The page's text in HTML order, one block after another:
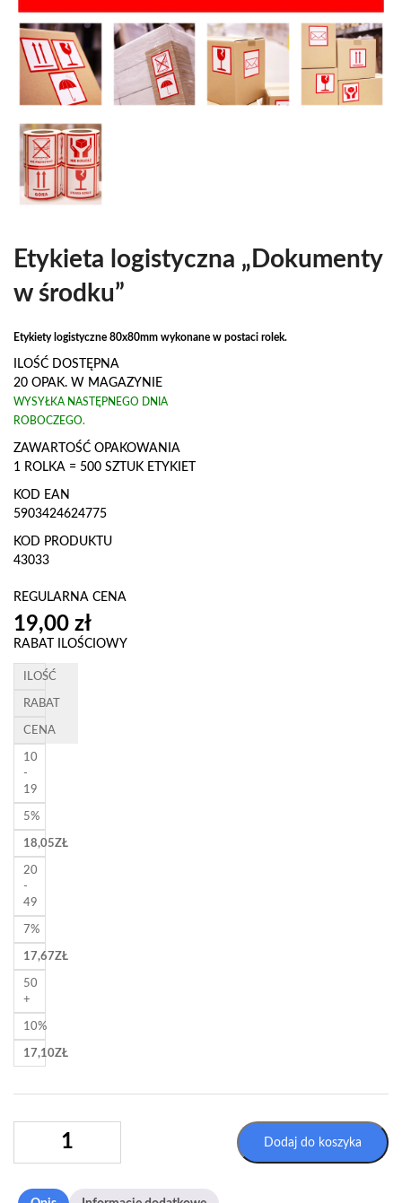
Etykieta logistyczna „Dokumenty
w środku”
Etykiety logistyczne 80x80mm wykonane w postaci rolek.
ILOŚĆ DOSTĘPNA
20 OPAK. W MAGAZYNIE
WYSYŁKA NASTĘPNEGO DNIA
ROBOCZEGO.
ZAWARTOŚĆ OPAKOWANIA
1 ROLKA = 500 SZTUK ETYKIET
KOD EAN
5903424624775
KOD PRODUKTU
43033
REGULARNA CENA
RABAT ILOŚCIOWY
ILOŚĆ
RABAT
CENA
10
-
19
5%
18,05ZŁ
20
-
49
7%
17,67ZŁ
50
+
10%
17,10ZŁ
ETYKIETA
LOGISTYCZNA
"DOKUMENTY
Dodaj do koszyka